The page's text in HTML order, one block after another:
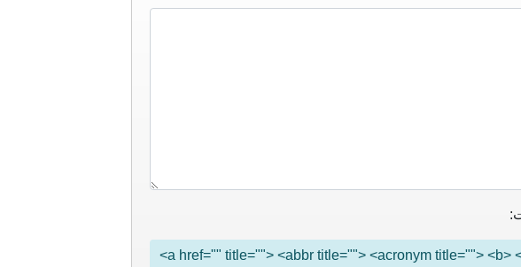
<a href="" title=""> <abbr title=""> <acronym title=""> <b>